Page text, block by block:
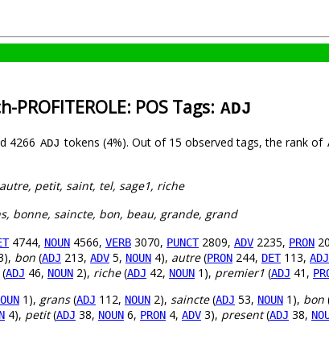
POS Tags: ADJ
4266 ADJ tokens (4%). Out of 15 observed tags, the rank of
petit, saint, tel, sage1, riche
bonne, saincte, bon, beau, grande, grand
4744, NOUN 4566, VERB 3070, PUNCT2809, ADV 2235, PRON
bon (ADJ 213, ADV 5, NOUN 4), autre(PRON 244, DET113, ADJ
(ADJ 46, NOUN 2), riche(ADJ 42, NOUN 1), premier1 (ADJ 41,
1), grans(ADJ 112, NOUN 2), saincte(ADJ 53, NOUN 1), bon
4), petit(ADJ 38, NOUN 6, PRON 4, ADV 3), present(ADJ 38,